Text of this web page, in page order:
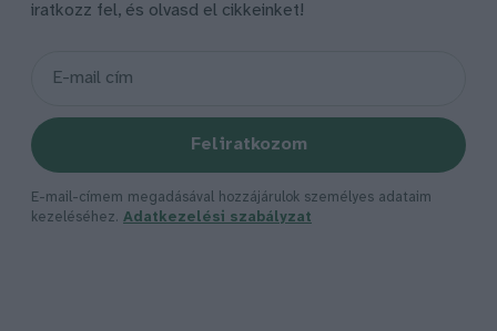
iratkozz fel, és olvasd el cikkeinket!
Feliratkozom
E-mail-címem megadásával hozzájárulok személyes adataim
kezeléséhez. Adatkezelési szabályzat